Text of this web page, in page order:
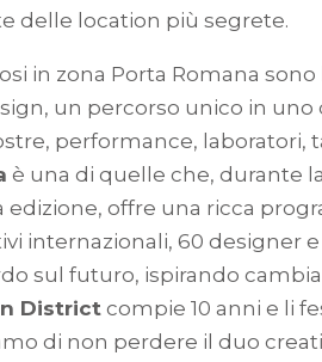
delle location più segrete.
in zona Porta Romana
un percorso unico in
performance, laboratori,
è una di quelle che, durante
offre una ricca
internazionali, 60 designer
sul futuro, ispirando
Districtcompie 10 anni e li
di non perdere il duo